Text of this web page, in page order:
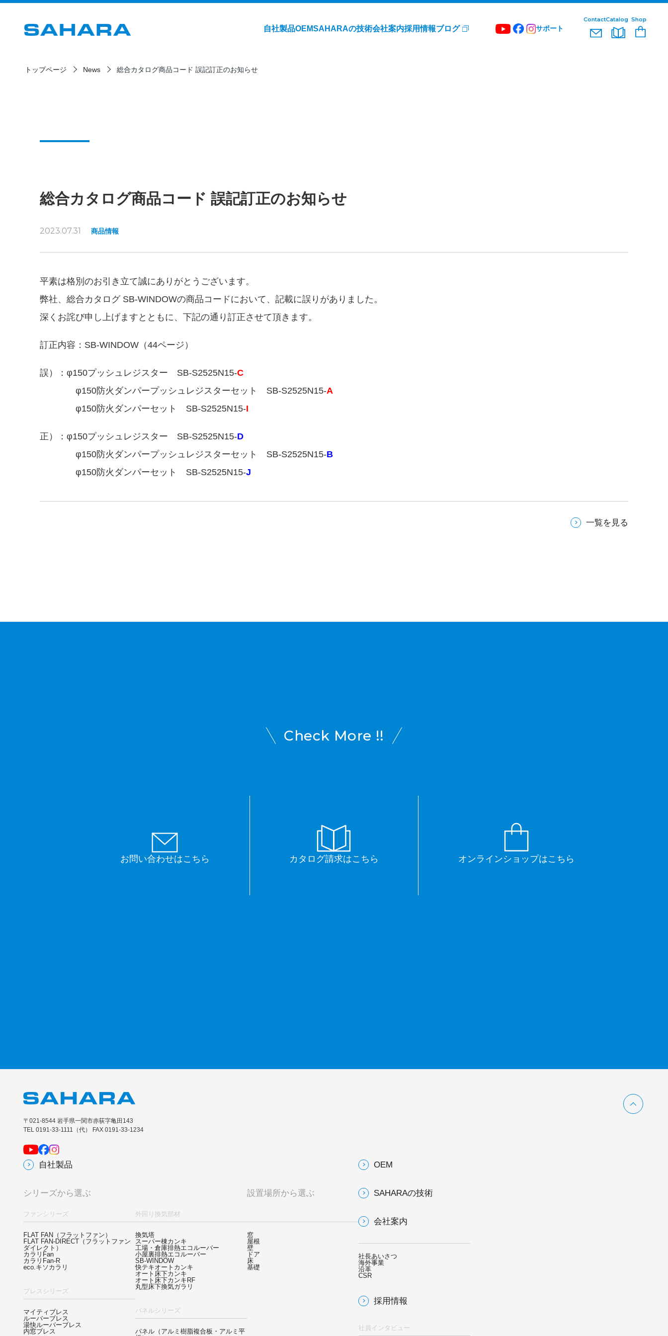
自社製品OEMSAHARAの技術会社案内採用情報ブログ サポート
ContactCatalog Shop
トップページ News 総合カタログ商品コード 誤記訂正のお知らせ
総合カタログ商品コード 誤記訂正のお知らせ
2023.07.31 商品情報
平素は格別のお引き立て誠にありがとうございます。
弊社、総合カタログ SB-WINDOWの商品コードにおいて、記載に誤りがありました。
深くお詫び申し上げますとともに、下記の通り訂正させて頂きます。
訂正内容：SB-WINDOW（44ページ）
誤）：φ150プッシュレジスター SB-S2525N15-C
φ150防火ダンパープッシュレジスターセット SB-S2525N15-A
φ150防火ダンパーセット SB-S2525N15-I
正）：φ150プッシュレジスター SB-S2525N15-D
φ150防火ダンパープッシュレジスターセット SB-S2525N15-B
φ150防火ダンパーセット SB-S2525N15-J
一覧を見る
Check More !!
お問い合わせはこちら カタログ請求はこちら オンラインショップはこちら
〒021-8544 岩手県一関市赤荻字亀田143
TEL 0191-33-1111（代） FAX 0191-33-1234
自社製品
シリーズから選ぶ
ファンシリーズ
FLAT FAN （フラットファン）
FLAT FAN-DIRECT（フラットファン
ダイレクト）
カラリFan
カラリFan-R
eco.キソカラリ
ブレスシリーズ
マイティブレス
ルーバーブレス
湯快ルーバーブレス
内窓ブレス
外回り換気部材
換気塔
スーパー棟カンキ
工場・倉庫排熱エコルーバー
小屋裏排熱エコルーバー
SB-WINDOW
快テキオートカンキ
オート床下カンキ
オート床下カンキRF
丸型床下換気ガラリ
パネルシリーズ
パネル（アルミ樹脂複合板・アルミ平
設置場所から選ぶ
窓
屋根
壁
ドア
床
基礎
OEM
SAHARAの技術
会社案内
社長あいさつ
海外事業
沿革
CSR
採用情報
社員インタビュー